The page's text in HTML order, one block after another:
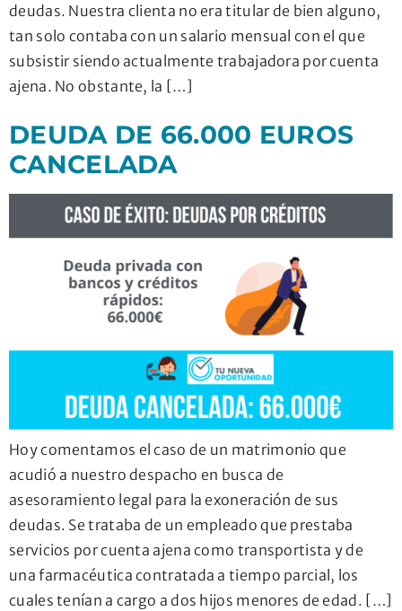
deudas. Nuestra clienta no era titular de bien alguno,
tan solo contaba con un salario mensual con el que
subsistir siendo actualmente trabajadora por cuenta
ajena. No obstante, la […]
DEUDA DE 66.000 EUROS
CANCELADA
Hoy comentamos el caso de un matrimonio que
acudió a nuestro despacho en busca de
asesoramiento legal para la exoneración de sus
deudas. Se trataba de un empleado que prestaba
servicios por cuenta ajena como transportista y de
una farmacéutica contratada a tiempo parcial, los
cuales tenían a cargo a dos hijos menores de edad. […]